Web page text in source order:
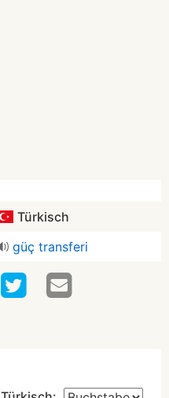
Türkisch
güç transferi